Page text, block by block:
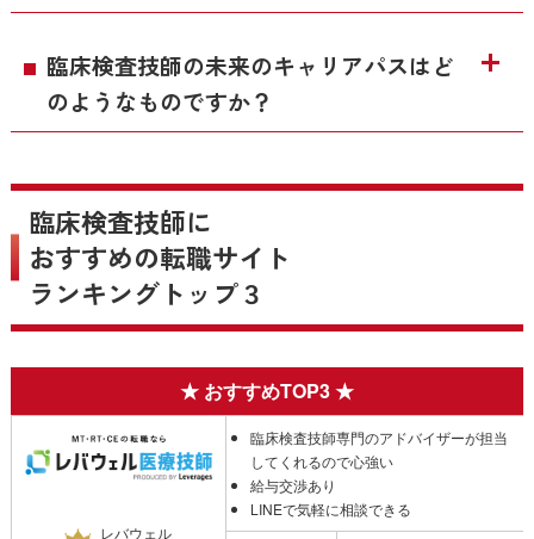
臨床検査技師の未来のキャリアパスはど
のようなものですか？
臨床検査技師に
おすすめの転職サイト
ランキングトップ３
レバウェル
臨床検査技師専門のアドバイザーが担当
してくれるので心強い
給与交渉あり
LINEで気軽に相談できる